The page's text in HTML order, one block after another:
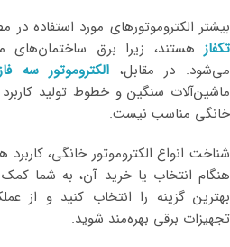
بیشتر الکتروموتورهای مورد استفاده
تکفازهستند، زیرا برق ساختمان‌های
می‌شود. در مقابل، الکتروموتور سه
ماشین‌آلات سنگین و خطوط تولید
خانگی مناسب نیست.
شناخت انواع الکتروموتور خانگی،
هنگام انتخاب یا خرید آن، به شما
بهترین گزینه را انتخاب کنید و از
تجهیزات برقی بهره‌مند شوید.